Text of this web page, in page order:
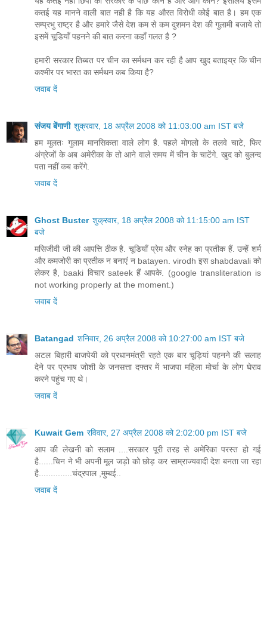
कतई यह मानने वाली बात नही है कि यह औरत विरोधी कोई बात है। हम एक
सम्‍प्रभु राष्‍ट्र है और हमारे जैसे देश कम से कम दुशमन देश की गुलामी बजाये तो
इसमें चूडि़यॉं पहनने की बात करना कहॉं गलत है ?
हमारी सरकार तिब्‍बत पर चीन का सर्मथन कर रही है आप खुद बताइय्र कि चीन
कश्‍मीर पर भारत का सर्मथन कब किया है?
जवाब दें
संजय बेंगाणी शुक्रवार, 18 अप्रैल 2008 को 11:03:00 am IST बजे
हम मुलतः गुलाम मानसिकता वाले लोग है. पहले मोगलो के तलवे चाटे, फिर
अंग्रेजों के अब अमेरीका के तो आने वाले समय में चीन के चाटेंगे. खुद को बुलन्द
पता नहीं कब करेंगे.
जवाब दें
Ghost Buster शुक्रवार, 18 अप्रैल 2008 को 11:15:00 am IST
बजे
मसिजीवी जी की आपत्ति ठीक है. चूडियाँ प्रेम और स्नेह का प्रतीक हैं. उन्हें शर्म
और कमजोरी का प्रतीक न बनाएं न batayen. virodh इस shabdavali को
लेकर है, baaki विचार sateek हैं आपके. (google transliteration is
not working properly at the moment.)
जवाब दें
Batangad शनिवार, 26 अप्रैल 2008 को 10:27:00 am IST बजे
अटल बिहारी बाजपेयी को प्रधानमंत्री रहते एक बार चूड़ियां पहनने की सलाह
देने पर प्रभाष जोशी के जनसत्ता दफ्तर में भाजपा महिला मोर्चा के लोग घेराव
करने पहुंच गए थे।
जवाब दें
Kuwait Gem रविवार, 27 अप्रैल 2008 को 2:02:00 pm IST बजे
आप की लेखनी को सलाम ....सरकार पूरी तरह से अमेरिका परस्त हो गई
है......चिन ने भी अपनी मूल जड़ो को छोड़ कर साम्राज्यवादी देश बनता जा रहा
है..............चंद्रपाल ,मुम्बई..
जवाब दें